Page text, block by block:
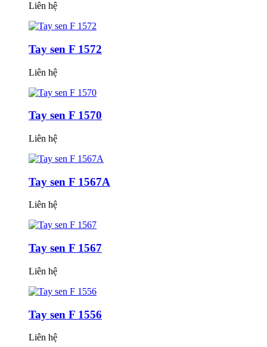
Liên hệ
Tay sen F 1572
Liên hệ
Tay sen F 1570
Liên hệ
Tay sen F 1567A
Liên hệ
Tay sen F 1567
Liên hệ
Tay sen F 1556
Liên hệ